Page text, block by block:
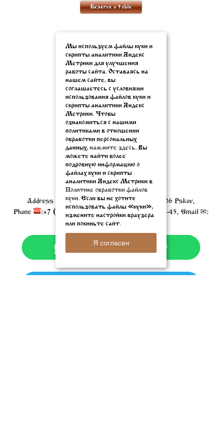
Reserve a table
Banquet menu
Tel. ☎ +7 (911) 380-20-20
+7 (911) 893 08 27
+7 (8112) 79 45 05
Restaurant-Bar RublevContacts:
Address
:ul. Verhnee-Beregovaya, 4 180006 Pskov,
Phone
:+7 (911) 380-20-20 , Fax: +7 8112 79-45-45, Email ✉:
resto@oldestatehotel.com
Мы используем файлы куки и
скрипты аналитики Яндекс
Метрики для улучшения
работы сайта. Оставаясь на
нашем сайте, вы
соглашаетесь с условиями
использования файлов куки и
скрипты аналитики Яндекс
Метрики. Чтобы
ознакомиться с нашими
политиками в отношении
обработки персональных
данных, нажмите здесь. Вы
можете найти более
подробную информацию о
файлах куки и скрипты
аналитики Яндекс Метрики в
Политике обработки файлов
куки. Если вы не хотите
использовать файлы «куки»,
измените настройки браузера
или покиньте сайт.
Я согласен